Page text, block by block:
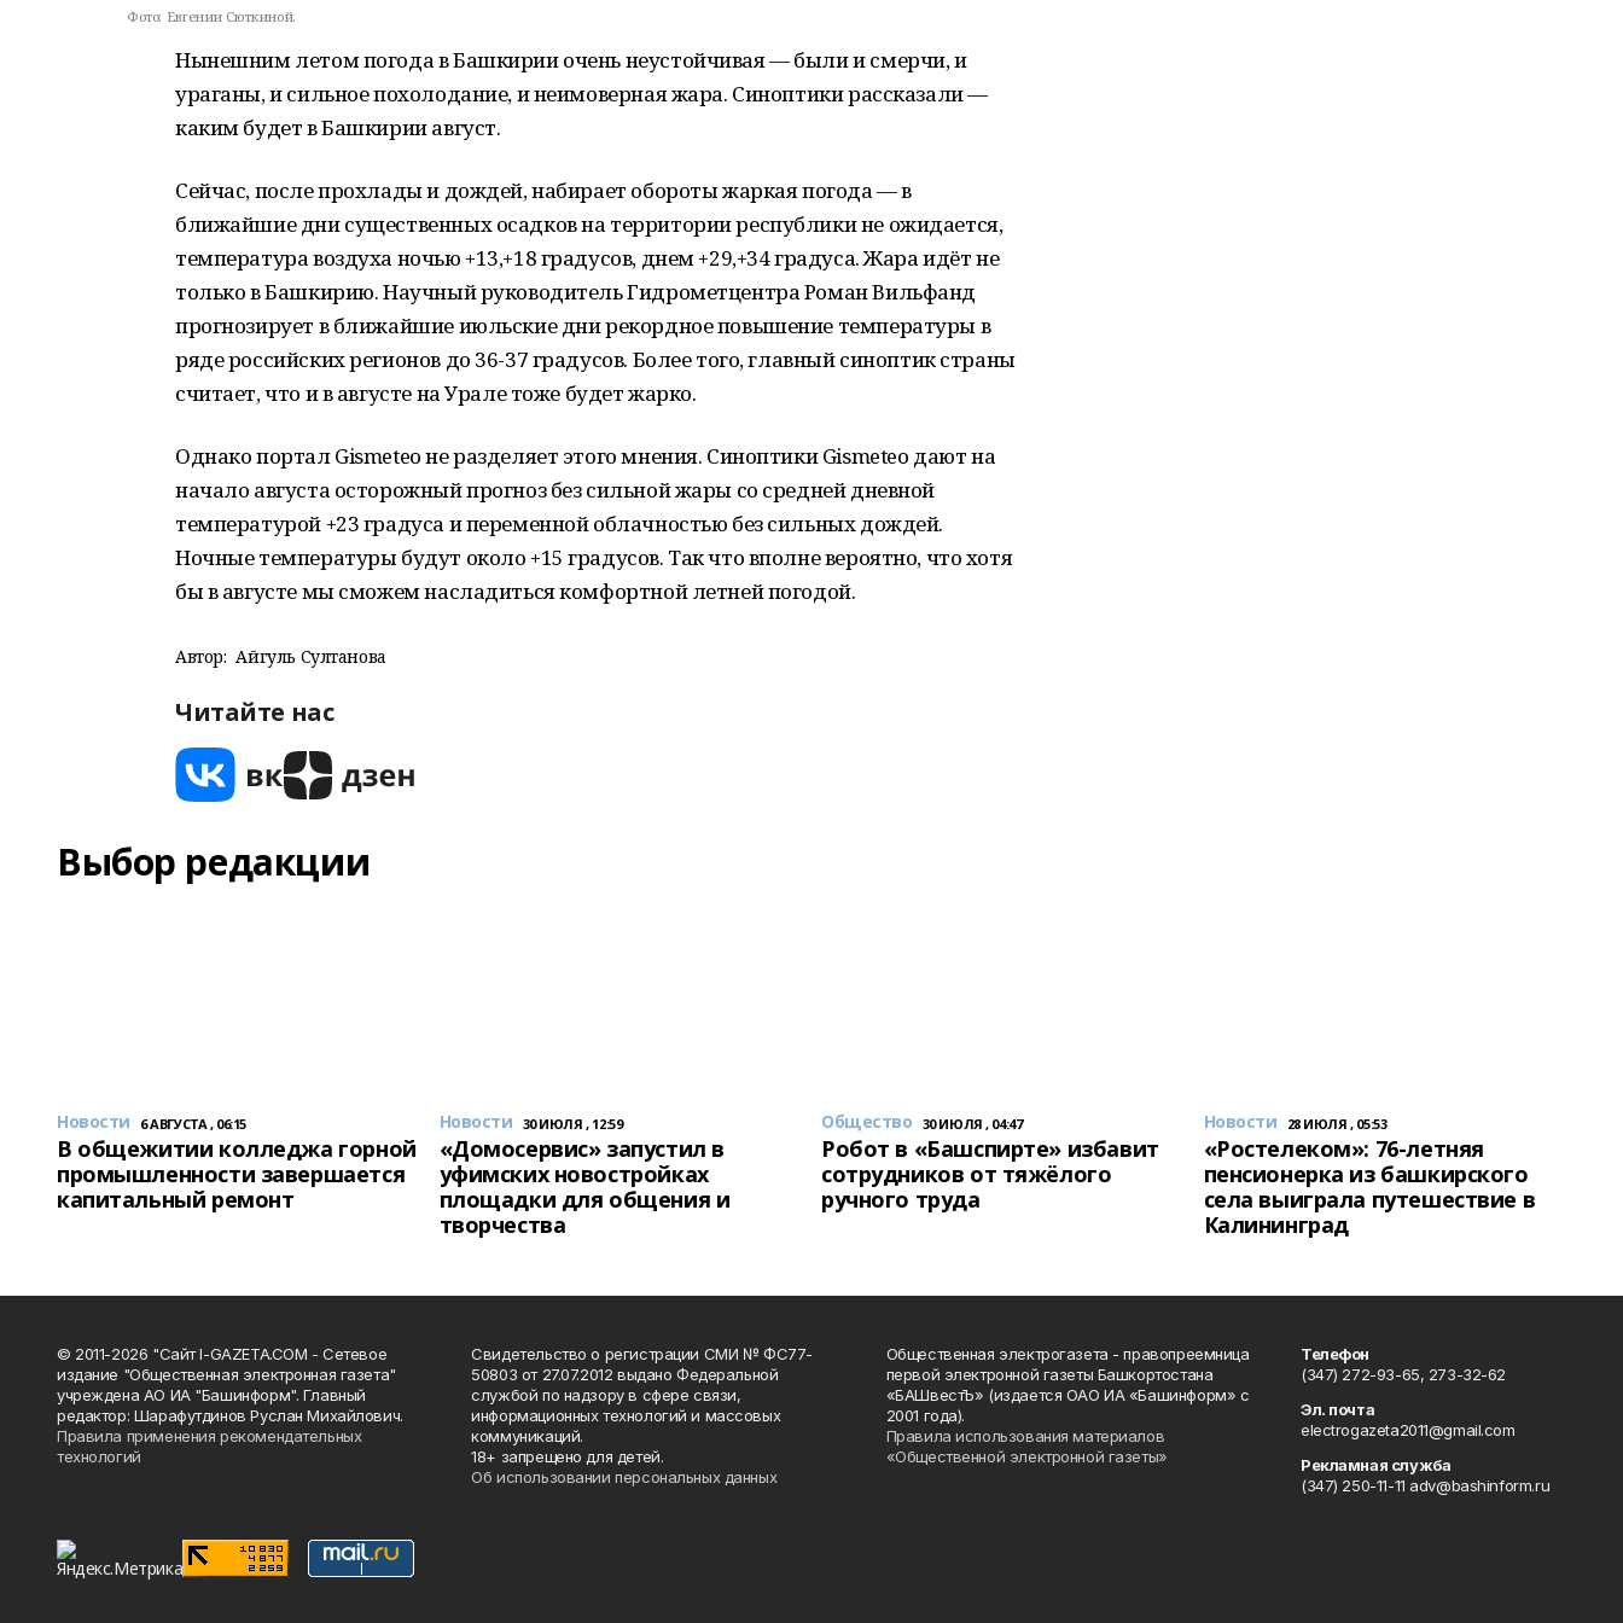
Фото: Евгении Сюткиной.
Нынешним летом погода в Башкирии очень неустойчивая — были и смерчи, и
ураганы, и сильное похолодание, и неимоверная жара. Синоптики рассказали —
каким будет в Башкирии август.
Сейчас, после прохлады и дождей, набирает обороты жаркая погода — в
ближайшие дни существенных осадков на территории республики не ожидается,
температура воздуха ночью +13,+18 градусов, днем +29,+34 градуса. Жара идёт не
только в Башкирию. Научный руководитель Гидрометцентра Роман Вильфанд
прогнозирует в ближайшие июльские дни рекордное повышение температуры в
ряде российских регионов до 36-37 градусов. Более того, главный синоптик страны
считает, что и в августе на Урале тоже будет жарко.
Однако портал Gismeteo не разделяет этого мнения. Синоптики Gismeteo дают на
начало августа осторожный прогноз без сильной жары со средней дневной
температурой +23 градуса и переменной облачностью без сильных дождей.
Ночные температуры будут около +15 градусов. Так что вполне вероятно, что хотя
бы в августе мы сможем насладиться комфортной летней погодой.
Автор: Айгуль Султанова
Читайте нас
Выбор редакции
Новости 6 АВГУСТА , 06:15
В общежитии колледжа горной
промышленности завершается
капитальный ремонт
Новости 30 ИЮЛЯ , 12:59
«Домосервис» запустил в
уфимских новостройках
площадки для общения и
творчества
Общество 30 ИЮЛЯ , 04:47
Робот в «Башспирте» избавит
сотрудников от тяжёлого
ручного труда
Новости 28 ИЮЛЯ , 05:53
«Ростелеком»: 76-летняя
пенсионерка из башкирского
села выиграла путешествие в
Калининград
© 2011-2026 "Сайт I-GAZETA.COM - Сетевое
издание "Общественная электронная газета"
учреждена АО ИА "Башинформ". Главный
редактор: Шарафутдинов Руслан Михайлович.
Правила применения рекомендательных
технологий
Свидетельство о регистрации СМИ № ФС77-
50803 от 27.07.2012 выдано Федеральной
службой по надзору в сфере связи,
информационных технологий и массовых
коммуникаций.
18+ запрещено для детей.
Об использовании персональных данных
Общественная электрогазета - правопреемница
первой электронной газеты Башкортостана
«БАШвестЪ» (издается ОАО ИА «Башинформ» с
2001 года).
Правила использования материалов
«Общественной электронной газеты»
Телефон
(347) 272-93-65, 273-32-62
Эл. почта
electrogazeta2011@gmail.com
Рекламная служба
(347) 250-11-11 adv@bashinform.ru